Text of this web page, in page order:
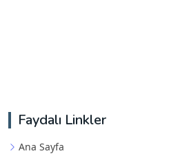
Faydalı Linkler
Ana Sayfa